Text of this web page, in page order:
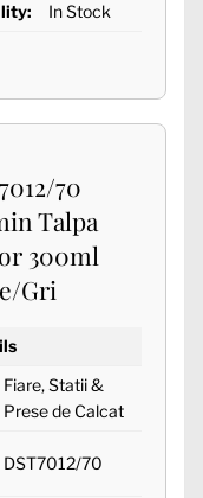
In Stock
70
Talpa
300ml
Gri
Fiare, Statii &
Prese de Calcat
DST7012/70